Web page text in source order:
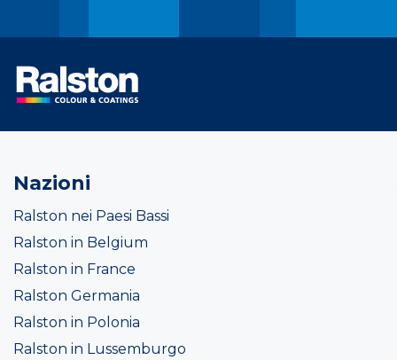
Nazioni
Ralston nei Paesi Bassi
Ralston in Belgium
Ralston in France
Ralston Germania
Ralston in Polonia
Ralston in Lussemburgo